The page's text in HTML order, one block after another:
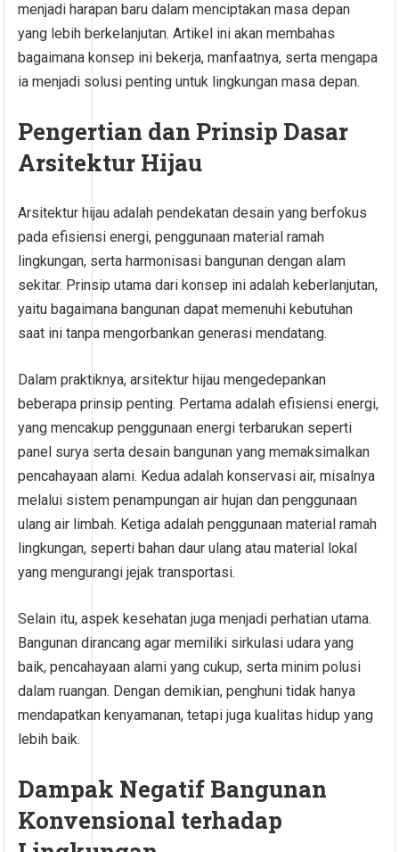
menjadi harapan baru dalam menciptakan masa depan
yang lebih berkelanjutan. Artikel ini akan membahas
bagaimana konsep ini bekerja, manfaatnya, serta mengapa
ia menjadi solusi penting untuk lingkungan masa depan.
Pengertian dan Prinsip Dasar
Arsitektur Hijau
Arsitektur hijau adalah pendekatan desain yang berfokus
pada efisiensi energi, penggunaan material ramah
lingkungan, serta harmonisasi bangunan dengan alam
sekitar. Prinsip utama dari konsep ini adalah keberlanjutan,
yaitu bagaimana bangunan dapat memenuhi kebutuhan
saat ini tanpa mengorbankan generasi mendatang.
Dalam praktiknya, arsitektur hijau mengedepankan
beberapa prinsip penting. Pertama adalah efisiensi energi,
yang mencakup penggunaan energi terbarukan seperti
panel surya serta desain bangunan yang memaksimalkan
pencahayaan alami. Kedua adalah konservasi air, misalnya
melalui sistem penampungan air hujan dan penggunaan
ulang air limbah. Ketiga adalah penggunaan material ramah
lingkungan, seperti bahan daur ulang atau material lokal
yang mengurangi jejak transportasi.
Selain itu, aspek kesehatan juga menjadi perhatian utama.
Bangunan dirancang agar memiliki sirkulasi udara yang
baik, pencahayaan alami yang cukup, serta minim polusi
dalam ruangan. Dengan demikian, penghuni tidak hanya
mendapatkan kenyamanan, tetapi juga kualitas hidup yang
lebih baik.
Dampak Negatif Bangunan
Konvensional terhadap